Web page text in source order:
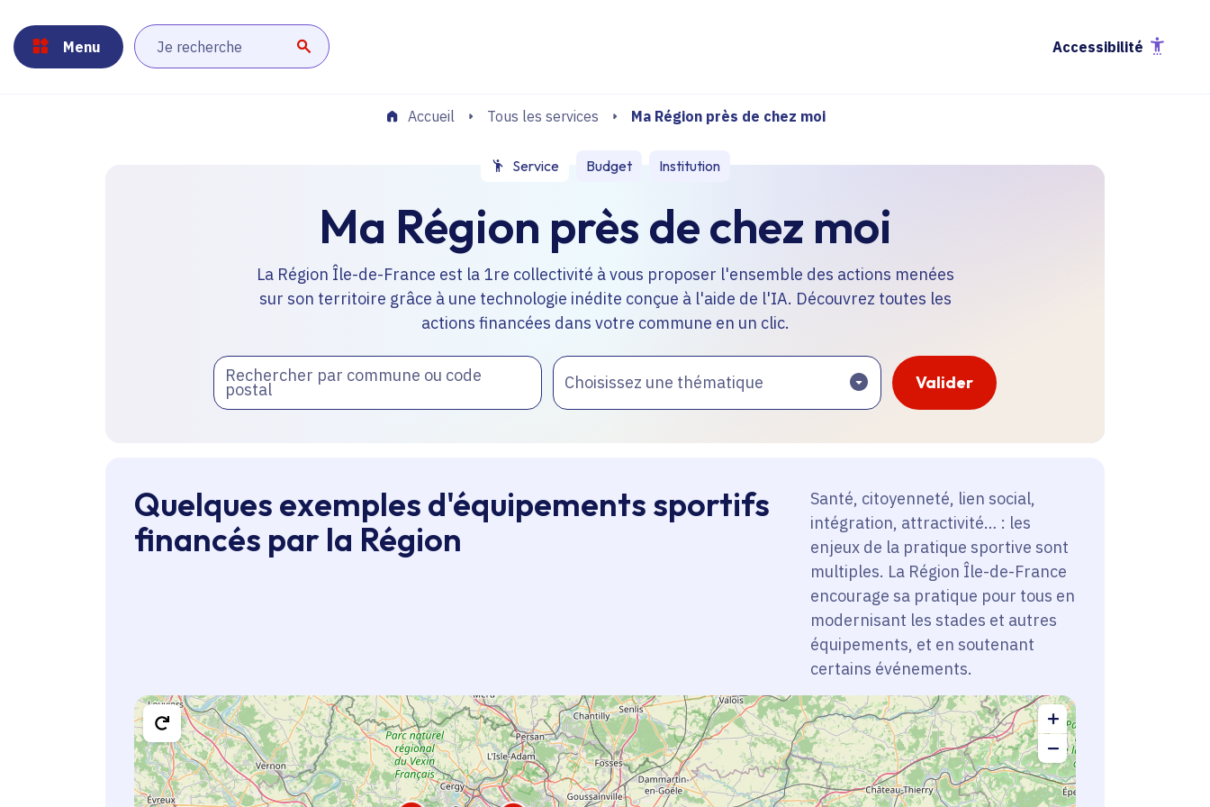
Menu
Lancer la recherche Accessibilité
Accueil Tous les services Ma Région près de chez moi
Service Budget Institution
Ma Région près de chez moi
La Région Île-de-France est la 1re collectivité à vous proposer l'ensemble des actions menées
sur son territoire grâce à une technologie inédite conçue à l'aide de l'IA. Découvrez toutes les
actions financées dans votre commune en un clic.
Rechercher par commune ou code
postal Choisissez une thématique
Quelques exemples d'équipements sportifs
financés par la Région
Santé, citoyenneté, lien social,
intégration, attractivité… : les
enjeux de la pratique sportive sont
multiples. La Région Île-de-France
encourage sa pratique pour tous en
modernisant les stades et autres
équipements, et en soutenant
certains événements.